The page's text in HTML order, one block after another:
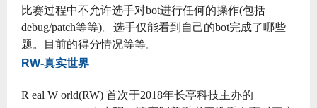
比赛过程中不允许选手对bot进行任何的操作(包括
debug/patch等等)。选手仅能看到自己的bot完成了哪些
题。目前的得分情况等等。
RW-真实世界
R eal W orld(RW) 首次于2018年长亭科技主办的